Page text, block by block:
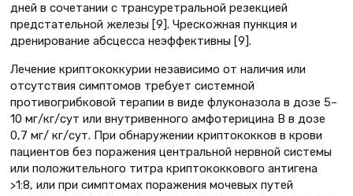
дней в сочетании c трансуретральной резекцией
предстательной железы [9]. Чрескожная пункция и
дренирование абсцесса неэффективны [9].
Лечение криптококкурии независимо от наличия или
отсутствия симптомов требует системной
противогрибковой терапии в виде флуконазола в дозе 5–
10 мг/кг/сут или внутривенного амфотерицина В в дозе
0,7 мг/ кг/сут. При обнаружении криптококков в крови
пациентов без поражения центральной нервной системы
или положительного титра криптококкового антигена
>1:8, или при симптомах поражения мочевых путей